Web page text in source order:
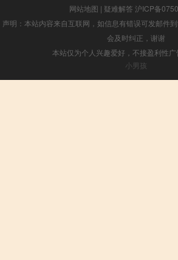
网站地图 | 疑难解答 沪ICP备
声明：本站内容来自互联网，如信息有错误可发邮件
会及时纠正，谢谢
本站仅为个人兴趣爱好，不接盈利性
小男孩